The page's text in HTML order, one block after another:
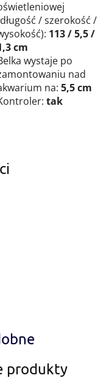
/ szerokość /
113 / 5,5 /
cm
wystaje po
nad
na: 5,5 cm
tak
produkty